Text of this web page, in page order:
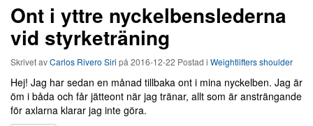
Ont i yttre nyckelbenslederna
vid styrketräning
Skrivet avCarlos Rivero Siri på 2016-12-22 Postad i Weightlifters shoulder
Hej! Jag har sedan en månad tillbaka ont i mina nyckelben. Jag är
öm i båda och får jätteont när jag tränar, allt som är ansträngande
för axlarna klarar jag inte göra.